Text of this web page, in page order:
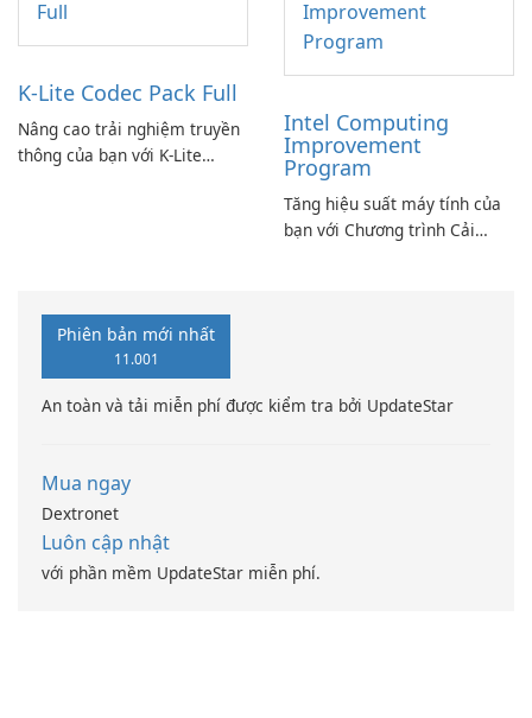
K-Lite Codec Pack Full
Nâng cao trải nghiệm truyền
thông của bạn với K-Lite
Intel Computing
Improvement
Program
Tăng hiệu suất máy tính của
bạn với Chương trình Cải
Phiên bản mới nhất
11.001
An toàn và tải miễn phí được kiểm tra bởi UpdateStar
Mua ngay
Dextronet
Luôn cập nhật
với phần mềm UpdateStar miễn phí.